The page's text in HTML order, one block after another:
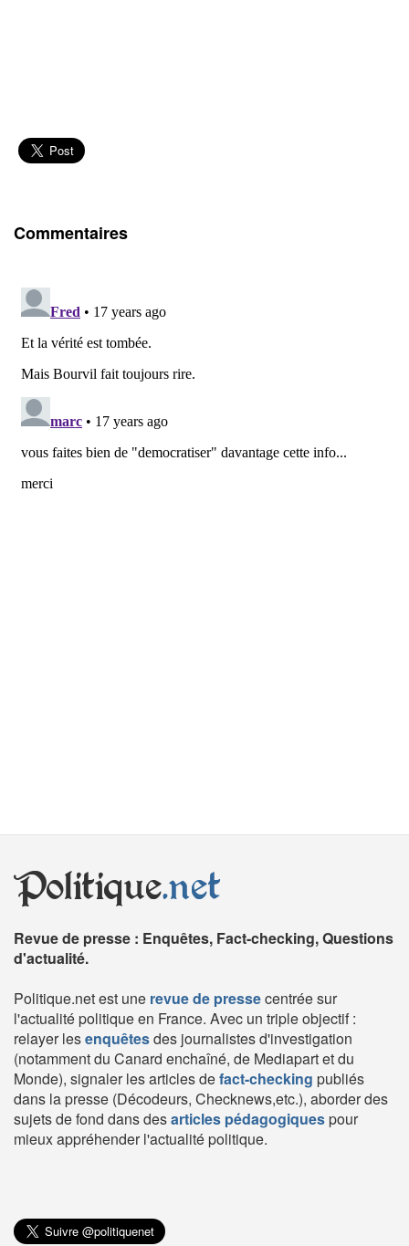
Commentaires
Politique.net
Revue de presse : Enquêtes, Fact-checking, Questions
d'actualité.
Politique.net est une revue de pressecentrée sur
l'actualité politique en France. Avec un triple objectif :
relayer lesenquêtesdes journalistes d'investigation
(notamment du Canard enchaîné, de Mediapart et du
Monde), signaler les articles defact-checking publiés
dans la presse (Décodeurs, Checknews,etc.), aborder des
sujets de fond dans desarticles pédagogiquespour
mieux appréhender l'actualité politique.